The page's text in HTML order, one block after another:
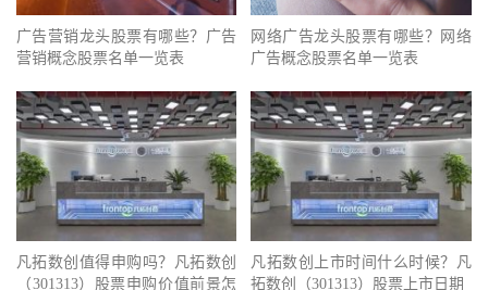
广告营销龙头股票有哪些？广告
营销概念股票名单一览表
网络广告龙头股票有哪些？网络
广告概念股票名单一览表
凡拓数创值得申购吗？凡拓数创
（301313）股票申购价值前景怎
凡拓数创上市时间什么时候？凡
拓数创（301313）股票上市日期